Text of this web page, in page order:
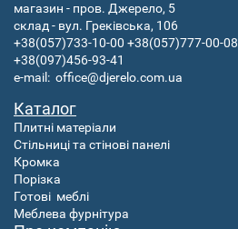
магазин - пров. Джерело, 5
склад - вул. Греківська, 106
+38(057)733-10-00 +38(057)777-00-08
+38(097)456-93-41
e-mail: office@djerelo.com.ua
Каталог
Плитні матеріали
Стільниці та стінові панелі
Кромка
Порізка
Готові меблі
Меблева фурнітура